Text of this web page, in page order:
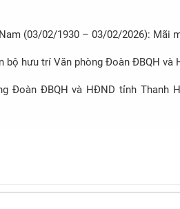
(03/02/1930 – 03/02/2026): Mãi
hưu trí Văn phòng Đoàn ĐBQH và
Đoàn ĐBQH và HĐND tỉnh Thanh